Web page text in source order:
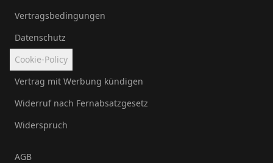
Vertragsbedingungen
Datenschutz
Cookie-Policy
Vertrag mit Werbung kündigen
Widerruf nach Fernabsatzgesetz
Widerspruch
AGB